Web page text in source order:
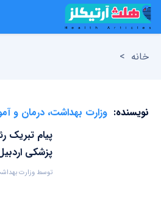
خانه >
نویسنده: وزارت بهداشت، درمان و
پیام تبریک
پزشکی
توسط وزارت